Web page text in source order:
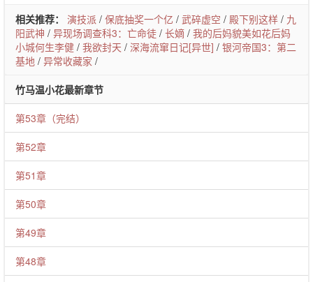
相关推荐： 演技派 / 保底抽奖一个亿 / 武碎虚空 / 殿下别这样 / 九
阳武神 / 异现场调查科3：亡命徒 / 长嫡 / 我的后妈貌美如花后妈
小城何生李健 / 我欲封天 / 深海流窜日记[异世] / 银河帝国3：第二
基地 / 异常收藏家 /
竹马温小花最新章节
第53章（完结）
第52章
第51章
第50章
第49章
第48章